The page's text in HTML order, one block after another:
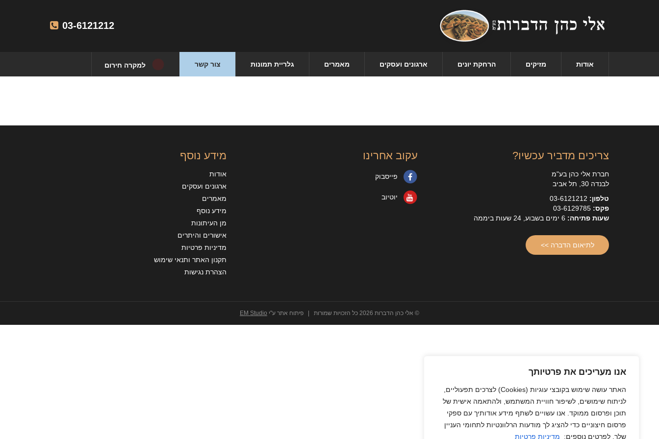
אנו מעריכים את פרטיותך
האתר עושה שימוש בקובצי עוגיות (Cookies) לצרכים תפעוליים,
לניתוח שימושים, לשיפור חוויית המשתמש, ולהתאמה אישית של
תוכן ופרסום ממוקד. אנו עשויים לשתף מידע אודותיך עם ספקי
פרסום חיצוניים כדי להציג לך מודעות הרלוונטיות לתחומי העניין
שלך. לפרטים נוספים: מדיניות פרטיות
03-6121212
אודות מזיקים הרחקת יונים ארגונים ועסקים מאמרים גלריית תמונות צור קשר למקרה חירום
צריכים מדביר עכשיו?
חברת אלי כהן בע"מ
לבנדה 30, תל אביב
טלפון:
פקס:
שעות פתיחה:
לתיאום הדברה >>
עקוב אחרינו
פייסבוק
יוטיוב
מידע נוסף
אודות
ארגונים ועסקים
מאמרים
מידע נוסף
מן העיתונות
אישורים והיתרים
מדיניות פרטיות
תקנון האתר ותנאי שימוש
הצהרת נגישות
© אלי כהן הדברות 2026 כל הזכויות שמורות | פיתוח אתר ע"י EM Studio